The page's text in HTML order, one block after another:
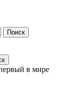
Поиск
в мире